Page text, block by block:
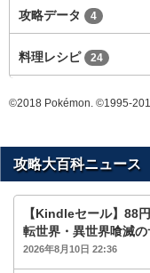
攻略データ 4
料理レシピ 24
©2018 Pokémon. ©1995-
攻略大百科ニュース
【Kindleセール】88
転世界・異世界喰滅
2026年8月10日 22:36